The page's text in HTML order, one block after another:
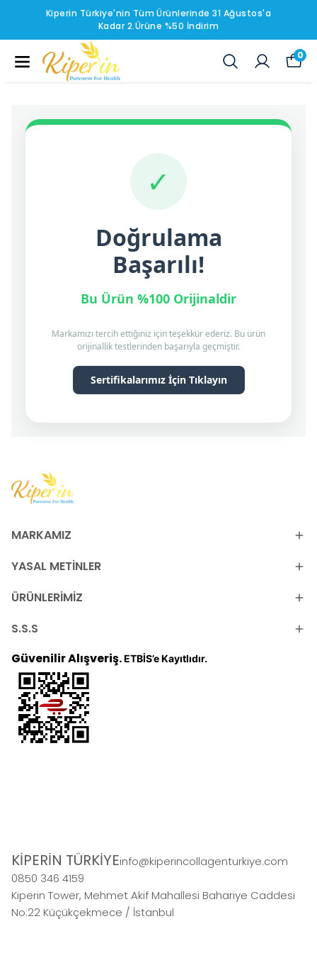
Kiperin Türkiye'nin Tüm Ürünlerinde 31 Ağustos'a
Kadar 2.Ürüne %50 İndirim
0
✓
Doğrulama
Başarılı!
Bu Ürün %100 Orijinaldir
Markamızı tercih ettiğiniz için teşekkür ederiz. Bu ürün
orijinallik testlerinden başarıyla geçmiştir.
Sertifikalarımız İçin Tıklayın
MARKAMIZ
YASAL METİNLER
ÜRÜNLERİMİZ
S.S.S
Güvenilir Alışveriş.ETBİS’e Kayıtlıdır.
KİPERİN TÜRKİYEinfo@kiperincollagenturkiye.com
0850 346 4159
Kiperin Tower, Mehmet Akif Mahallesi Bahariye Caddesi
No:22 Küçükçekmece / İstanbul